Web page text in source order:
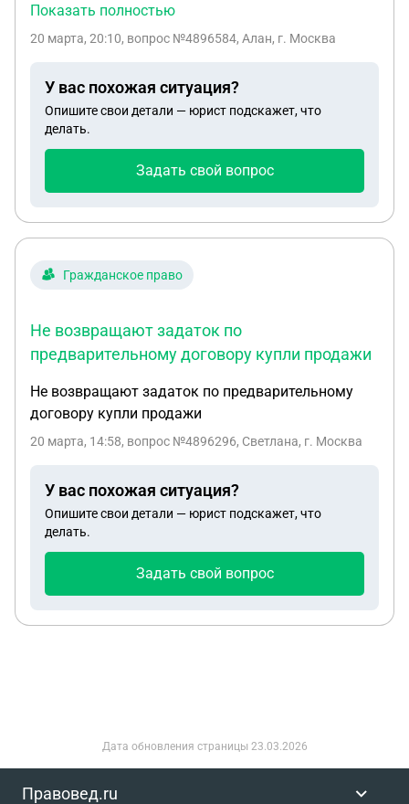
общежитии в 2014 году, и как выяснилось они не
коммуналке около 200000 рублей. Может ли он
его маму(то есть продать маме эту комнату), в
которой она и проживает сейчас вместе с
долгами?
Показать полностью
20 марта, 20:10, вопрос №4896584, Алан, г. Москва
У вас похожая ситуация?
Опишите свои детали — юрист подскажет, что
делать.
Задать свой вопрос
Гражданское право
Не возвращают задаток по
предварительному договору купли продажи
Не возвращают задаток по предварительному
договору купли продажи
20 марта, 14:58, вопрос №4896296, Светлана, г. Москва
У вас похожая ситуация?
Опишите свои детали — юрист подскажет, что
делать.
Задать свой вопрос
Дата обновления страницы 23.03.2026
Правовед.ru